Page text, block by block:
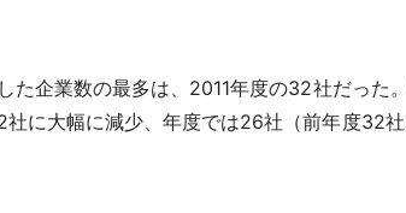
企業数の最多は、2011年度の32社だった
に大幅に減少、年度では26社（前年度32社